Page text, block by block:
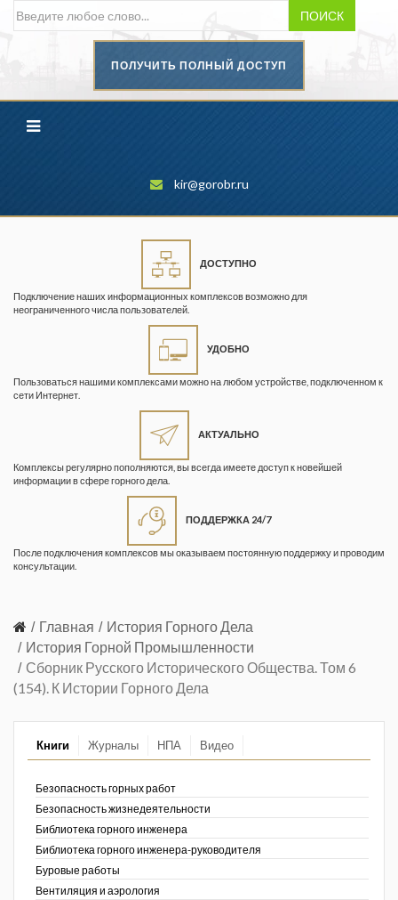
ПОИСК
ПОЛУЧИТЬ ПОЛНЫЙ ДОСТУП
kir@gorobr.ru
ДОСТУПНО
Подключение наших информационных комплексов возможно для
неограниченного числа пользователей.
УДОБНО
Пользоваться нашими комплексами можно на любом устройстве, подключенном к
сети Интернет.
АКТУАЛЬНО
Комплексы регулярно пополняются, вы всегда имеете доступ к новейшей
информации в сфере горного дела.
ПОДДЕРЖКА 24/7
После подключения комплексов мы оказываем постоянную поддержку и проводим
консультации.
Главная
История Горного Дела
История Горной Промышленности
Сборник Русского Исторического Общества. Том 6
(154). К Истории Горного Дела
Книги Журналы НПА Видео
Безопасность горных работ
Безопасность жизнедеятельности
Библиотека горного инженера
Библиотека горного инженера-руководителя
Буровые работы
Вентиляция и аэрология
промышленности
Геопрофи
Горнопромышленные ведомости
Кузбасса. Информационный
безопасность»
Информационный бюллетень
атомному надзору
Информация и космос
Маркшейдерский вестник
Медицина катастроф
Минеральные ресурсы России
Нефтегазовые технологии